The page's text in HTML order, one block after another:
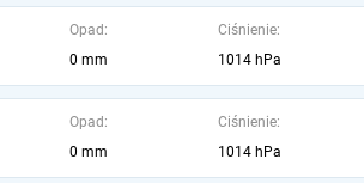
Opad:
0 mm
Ciśnienie:
1014 hPa
Opad:
0 mm
Ciśnienie:
1014 hPa